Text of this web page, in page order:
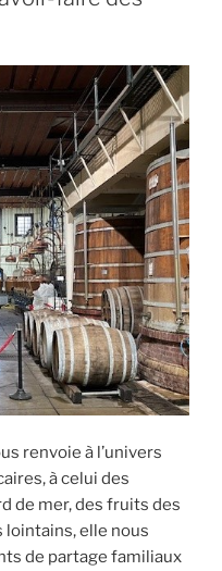
renvoie à l’univers
à celui des
de mer, des fruits des
lointains, elle nous
de partage familiaux